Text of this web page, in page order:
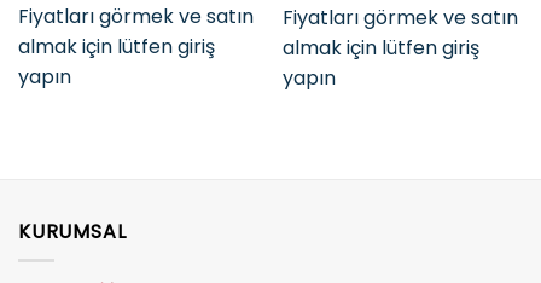
Fiyatları görmek ve satın
almak için lütfen giriş
yapın
Fiyatları görmek ve satın
almak için lütfen giriş
yapın
KURUMSAL